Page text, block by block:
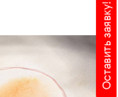
Оставить заявку!